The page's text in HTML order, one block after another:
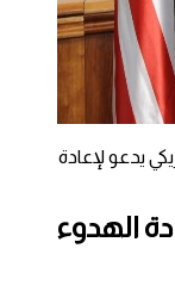
يدعو لإعادة
الهدوء